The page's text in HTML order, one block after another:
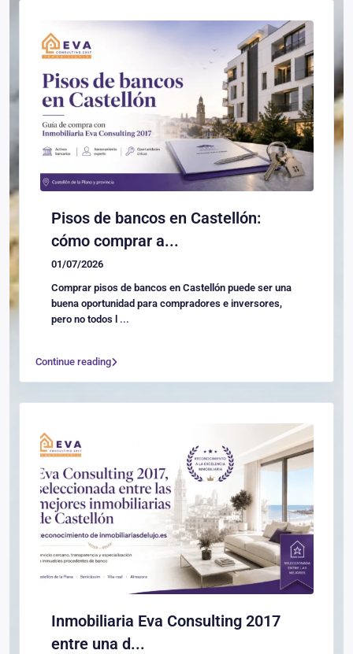
Pisos de bancos en Castellón:
cómo comprar a...
01/07/2026
Comprar pisos de bancos en Castellón puede ser una
buena oportunidad para compradores e inversores,
pero no todos l ...
Continue reading
Inmobiliaria Eva Consulting 2017
entre una d...